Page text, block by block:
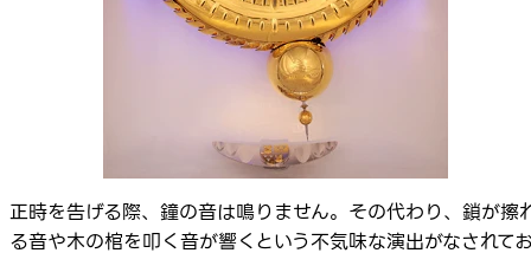
正時を告げる際、鐘の音は鳴りません。その代わり、鎖が擦
る音や木の棺を叩く音が響くという不気味な演出がなされて